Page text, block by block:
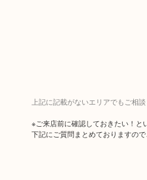
上記に記載がないエリアでもご相
※ご来店前に確認しておきたい！と
下記にご質問まとめておりますの